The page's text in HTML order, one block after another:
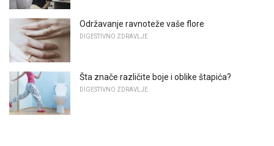
Održavanje ravnoteže vaše flore
DIGESTIVNO ZDRAVLJE
Šta znače različite boje i oblike štapića?
DIGESTIVNO ZDRAVLJE